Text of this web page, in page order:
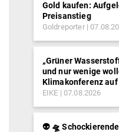
Gold kaufen:
Preisanstieg
Goldreporter
„Grüner
und nur wenige
Klimakonferenz auf
EIKE 07.08.2026
👽 🛸